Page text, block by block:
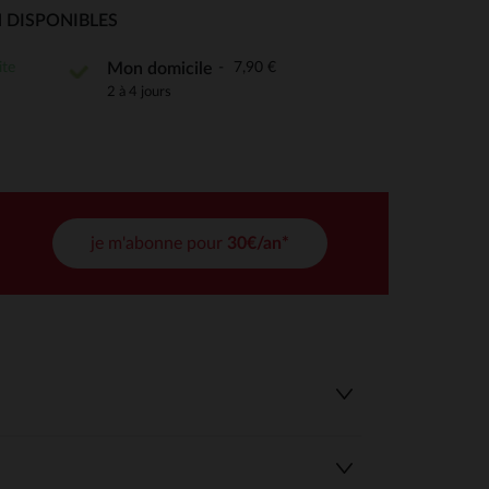
DISPONIBLES
Mon domicile 7,90 €
2 à 4 jours
je m'abonne pour 30€/an*